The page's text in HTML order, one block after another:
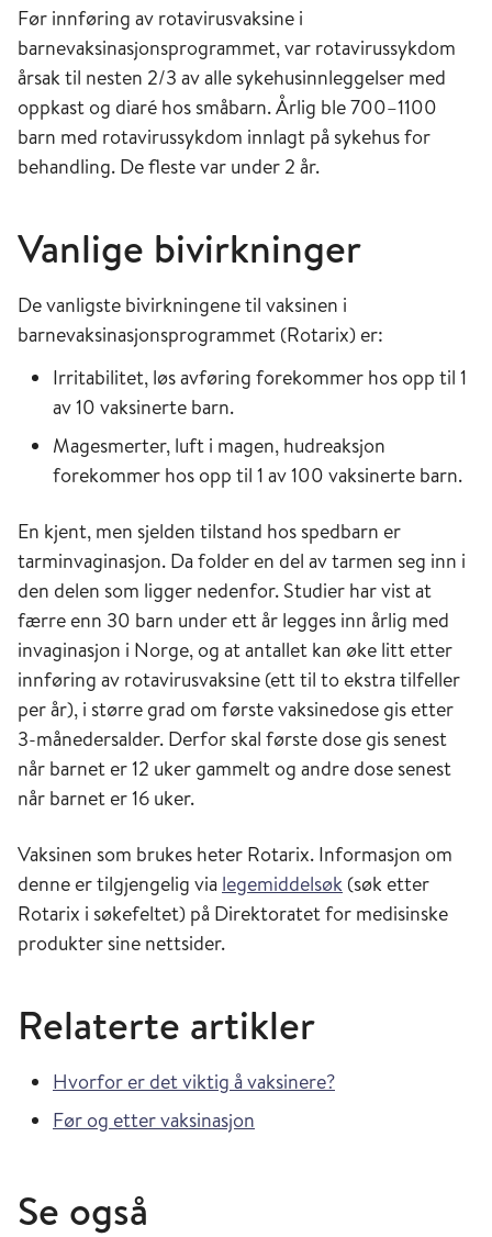
Før innføring av rotavirusvaksine i
barnevaksinasjonsprogrammet, var rotavirussykdom
årsak til nesten 2/3 av alle sykehusinnleggelser med
opp­kast og diaré hos småbarn. Årlig ble 700–1100
barn med rotavirussykdom innlagt på sykehus for
behandling. De fleste var under 2 år.
Vanlige bivirkninger
De vanligste bivirkningene til vaksinen i
barnevaksinasjonsprogrammet (Rotarix) er:
Irritabilitet, løs avføring forekommer hos opp til 1
av 10 vaksinerte barn.
Magesmerter, luft i magen, hudreaksjon
forekommer hos opp til 1 av 100 vaksinerte barn.
En kjent, men sjelden tilstand hos spedbarn er
tarminvaginasjon. Da folder en del av tarmen seg inn i
den delen som ligger nedenfor. Studier har vist at
færre enn 30 barn under ett år legges inn årlig med
invaginasjon i Norge, og at antallet kan øke litt etter
innføring av rotavirusvaksine (ett til to ekstra tilfeller
per år), i større grad om første vaksinedose gis etter
3-månedersalder. Derfor skal første dose gis senest
når barnet er 12 uker gammelt og andre dose senest
når barnet er 16 uker.
Vaksinen som brukes heter Rotarix. Informasjon om
denne er tilgjengelig via legemiddelsøk (søk etter
Rotarix i søkefeltet) på Direktoratet for medisinske
produkter sine nettsider.
Relaterte artikler
Hvorfor er det viktig å vaksinere?
Før og etter vaksinasjon
Se også